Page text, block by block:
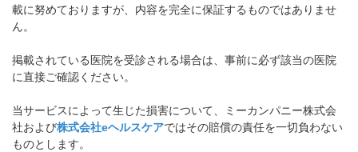
載に努めておりますが、内容を完全に保証するものではありませ
ん。
掲載されている医院を受診される場合は、事前に必ず該当の医院
に直接ご確認ください。
当サービスによって生じた損害について、ミーカンパニー株式会
社および株式会社eヘルスケアではその賠償の責任を一切負わない
ものとします。